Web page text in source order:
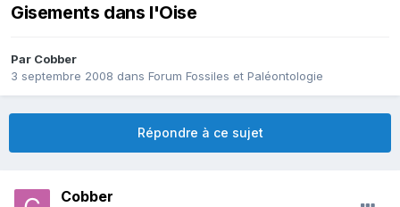
Gisements dans l'Oise
Par Cobber
3 septembre 2008 dans Forum Fossiles et Paléontologie
Répondre à ce sujet
Cobber